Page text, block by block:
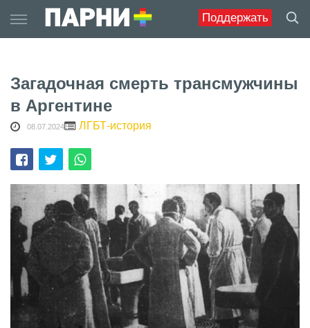
Поддержать
to
content
Загадочная смерть трансмужчины
в Аргентине
08.07.2024 ЛГБТ-история